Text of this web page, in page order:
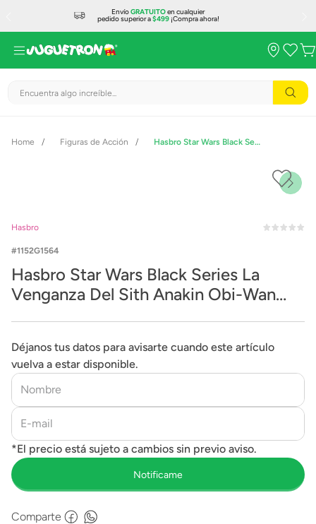
EnvíoGRATUITOen cualquier
pedido superior a$499¡Compra ahora!
Encuentra algo increíble...
Figuras de Acción Hasbro Star Wars Black Series La Venganza Del Sith Anakin Obi-Wan Kenobi G1564
Hasbro
1152G1564
Hasbro Star Wars Black Series La
Venganza Del Sith Anakin Obi-Wan
Déjanos tus datos para avisarte cuando este artículo
vuelva a estar disponible.
Comparte